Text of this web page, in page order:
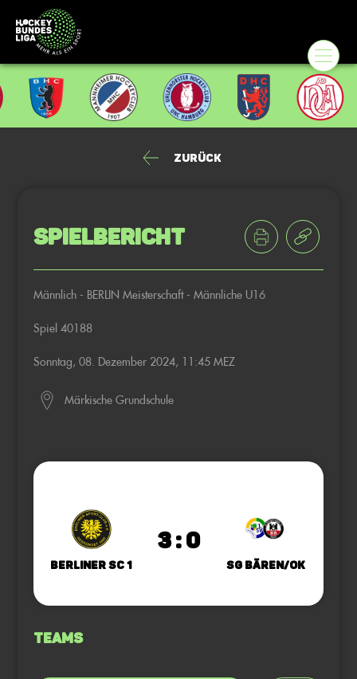
Zurück
Spielbericht
Männlich - BERLIN Meisterschaft - Männliche U16
Spiel 40188
Sonntag, 08. Dezember 2024, 11:45 MEZ
Märkische Grundschule
Berliner SC 1
3 : 0
SG Bären/OK
Teams